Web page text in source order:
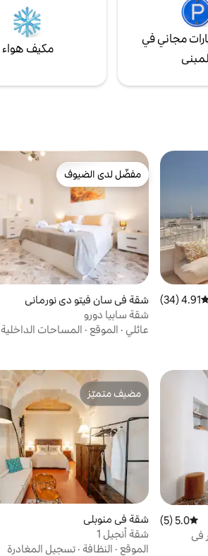
مجاني في
مكيف هواء
التقييم 4.91 من 5، 34 مراجعات
4.91 (34)
مفضّل لدى الضيوف
مفضّل لدى الضيوف
شقة في سان فيتو دي نورماني
شقة سابيا دورو
عائلي · الموقع · المساحات الداخلية
متوسط التقييم 5.0 من 5، 5 مراجعات
5.0 (5)
في
مضيف متميّز
مضيف متميّز
شقة في منوبلي
شقة أنجيل 1
الموقع · النظافة · تسجيل المغادرة